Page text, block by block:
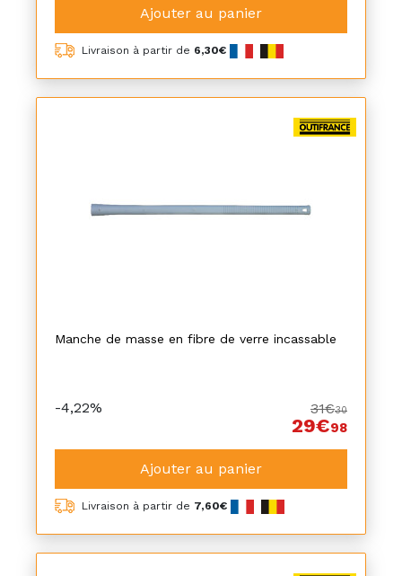
Ajouter au panier
Livraison à partir de 6,30€
Manche de masse en fibre de verre incassable
-4,22% 31€30
29€98
Ajouter au panier
Livraison à partir de 7,60€